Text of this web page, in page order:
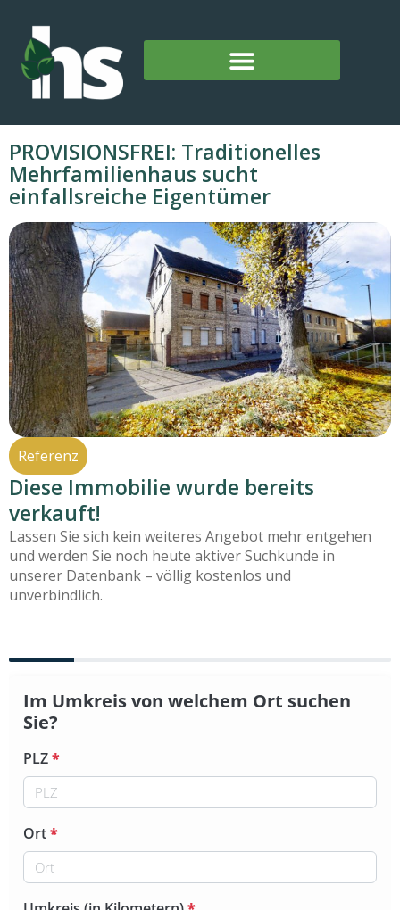
PROVISIONSFREI: Traditionelles
Mehrfamilienhaus sucht
einfallsreiche Eigentümer
Referenz
Diese Immobilie wurde bereits
verkauft!
Lassen Sie sich kein weiteres Angebot mehr entgehen
und werden Sie noch heute aktiver Suchkunde in
unserer Datenbank – völlig kostenlos und
unverbindlich.